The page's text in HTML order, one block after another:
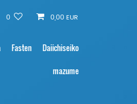
0 0,00 EUR
Fasten
Daiichiseiko
mazume